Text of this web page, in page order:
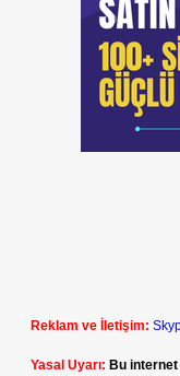
Reklam ve İletişim:
Yasal Uyarı: Bu